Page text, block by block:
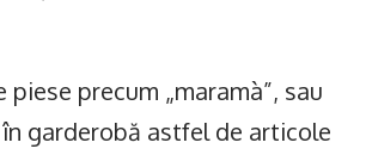
piese precum „maramà”, sau
în garderobă astfel de articole